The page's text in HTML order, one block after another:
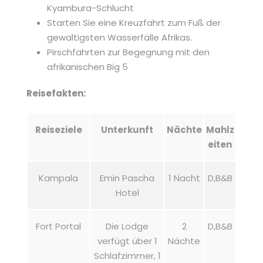
Kyambura-Schlucht
Starten Sie eine Kreuzfahrt zum Fuß der
gewaltigsten Wasserfälle Afrikas.
Pirschfahrten zur Begegnung mit den
afrikanischen Big 5
Reisefakten:
Reiseziele Unterkunft Nächte Mahlz
eiten
Kampala
Emin Pascha
Hotel
1 Nacht D,B&B
Fort Portal
Die Lodge
verfügt über 1
Schlafzimmer, 1
2
Nächte
D,B&B